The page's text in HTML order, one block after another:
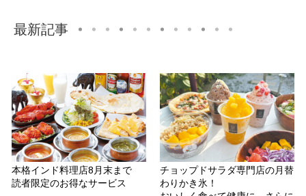
最新記事
本格インド料理店8月末まで
読者限定のお得なサービス
チョップドサラダ専門店の月替
わりかき氷！